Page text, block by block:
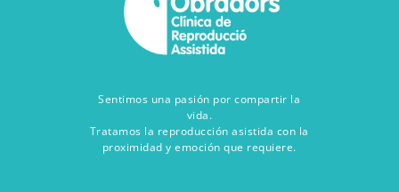
Sentimos una pasión por compartir la
vida.
Tratamos la reproducción asistida con la
proximidad y emoción que requiere.